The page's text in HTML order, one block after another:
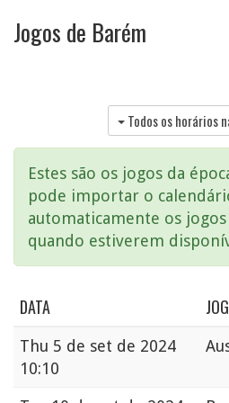
Jogos de Barém
Todos os horários
Estes são os jogos da
pode importar o
automaticamente os
quando estiverem
DATA
Thu 5 de set de 2024
10:10